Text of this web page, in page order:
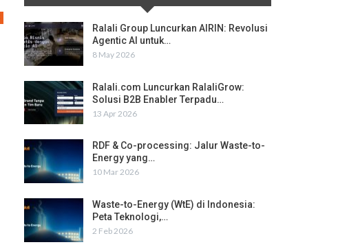
Ralali Group Luncurkan AIRIN: Revolusi
Agentic AI untuk…
8 May 2026
Ralali.com Luncurkan RalaliGrow:
Solusi B2B Enabler Terpadu…
13 Apr 2026
RDF & Co-processing: Jalur Waste-to-
Energy yang…
10 Mar 2026
Waste-to-Energy (WtE) di Indonesia:
Peta Teknologi,…
2 Feb 2026